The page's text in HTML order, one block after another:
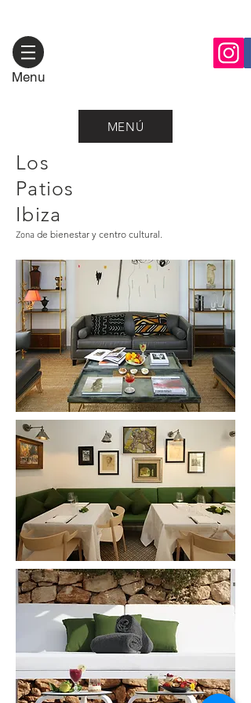
Menu
MENÚ
Los
Patios
Ibiza
Zona de bienestar y centro cultural.